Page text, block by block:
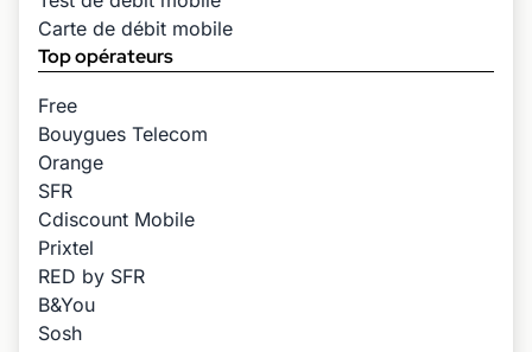
Carte de débit mobile
Top opérateurs
Free
Bouygues Telecom
Orange
SFR
Cdiscount Mobile
Prixtel
RED by SFR
B&You
Sosh